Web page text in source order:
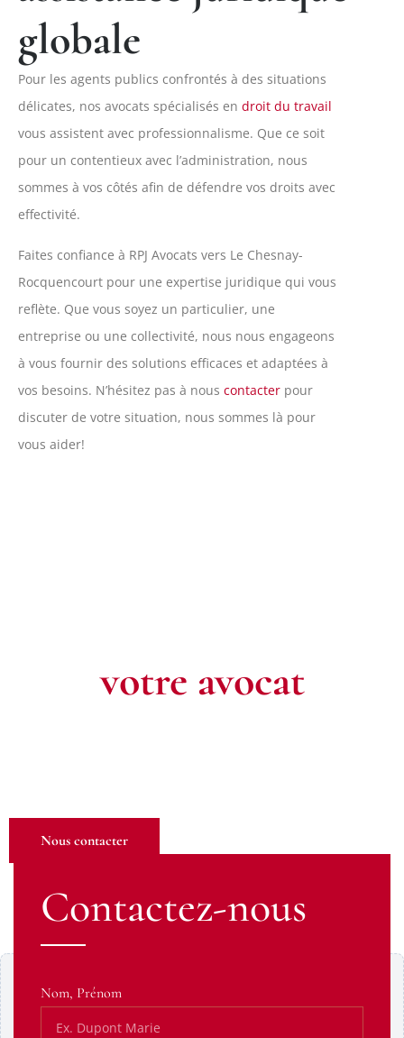
globale
Pour les agents publics confrontés à des situations
délicates, nos avocats spécialisés en droit du travail
vous assistent avec professionnalisme. Que ce soit
pour un contentieux avec l’administration, nous
sommes à vos côtés afin de défendre vos droits avec
effectivité.
Faites confiance à RPJ Avocats vers Le Chesnay-
Rocquencourt pour une expertise juridique qui vous
reflète. Que vous soyez un particulier, une
entreprise ou une collectivité, nous nous engageons
à vous fournir des solutions efficaces et adaptées à
vos besoins. N’hésitez pas à nous contacter pour
discuter de votre situation, nous sommes là pour
vous aider!
votre avocat
Nous contacter
Contenu Google Maps bloqué
déposer des cookies. Affichez-le pour continuer.
Contactez-nous
Nom, Prénom